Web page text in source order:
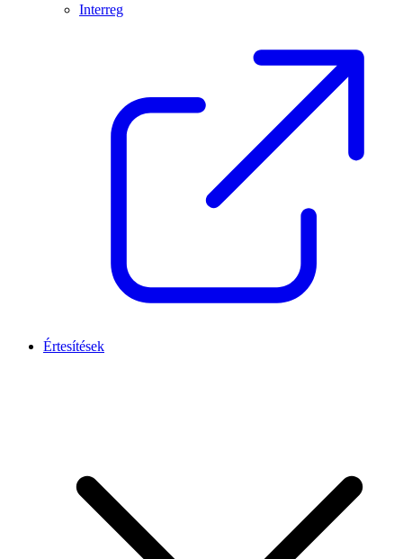
Interreg
Értesítések